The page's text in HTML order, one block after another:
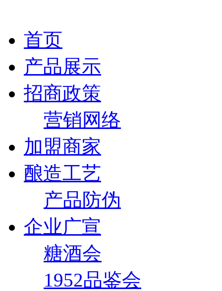
首页
产品展示
招商政策
营销网络
加盟商家
酿造工艺
产品防伪
企业广宣
糖酒会
1952品鉴会